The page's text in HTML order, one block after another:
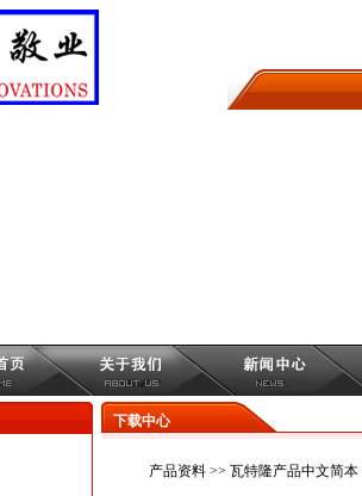
下载中心
产品资料>> 瓦特隆产品中文简本